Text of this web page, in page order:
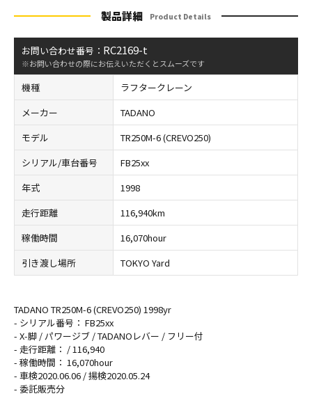
製品詳細 Product Details
お問い合わせ番号： RC2169-t
※お問い合わせの際にお伝えいただくとスムーズです
機種
ラフタークレーン
メーカー
TADANO
モデル
TR250M-6 (CREVO250)
シリアル/車台番号
FB25xx
年式
1998
走行距離
116,940km
稼働時間
16,070hour
引き渡し場所
TOKYO Yard
TADANO TR250M-6 (CREVO250) 1998yr
- シリアル番号： FB25xx
- X-脚 / パワージブ / TADANOレバー / フリー付
- 走行距離： /116,940
- 稼働時間： 16,070hour
- 車検2020.06.06 / 揚検2020.05.24
- 委託販売分